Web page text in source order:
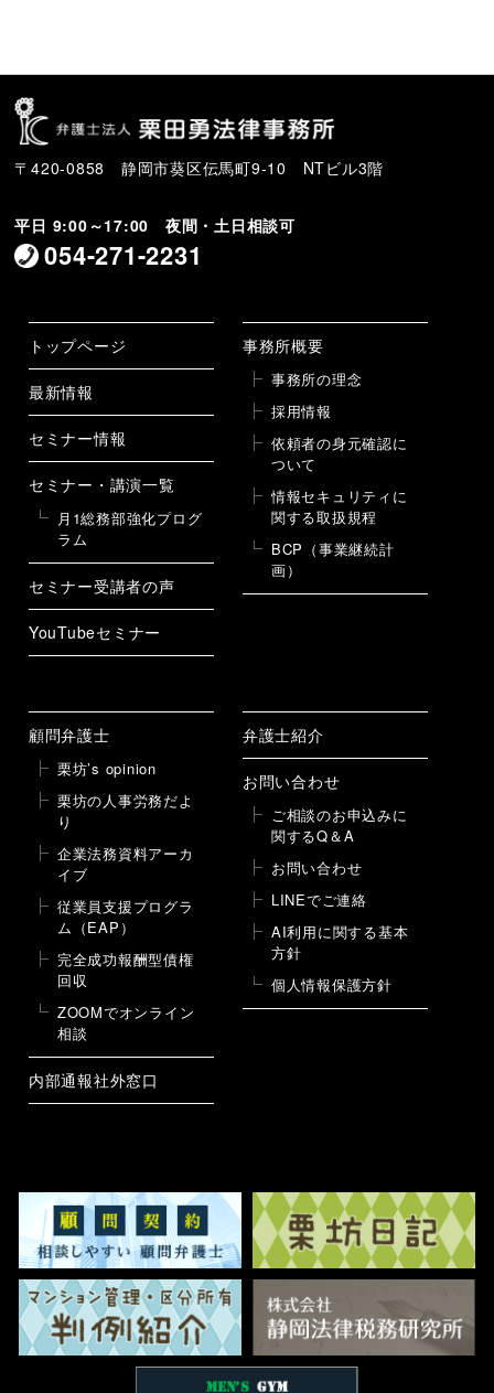
〒420-0858 静岡市葵区伝馬町9-10 NTビル3階
平日 9:00～17:00 夜間・土日相談可
054-271-2231
トップページ
最新情報
セミナー情報
セミナー・講演一覧
月1総務部強化プログ
ラム
セミナー受講者の声
YouTubeセミナー
事務所概要
事務所の理念
採用情報
依頼者の身元確認に
ついて
情報セキュリティに
関する取扱規程
BCP（事業継続計
画）
顧問弁護士
栗坊’s opinion
栗坊の人事労務だよ
り
企業法務資料アーカ
イブ
従業員支援プログラ
ム（EAP）
完全成功報酬型債権
回収
ZOOMでオンライン
相談
内部通報社外窓口
弁護士紹介
お問い合わせ
ご相談のお申込みに
関するQ＆A
お問い合わせ
LINEでご連絡
AI利用に関する基本
方針
個人情報保護方針